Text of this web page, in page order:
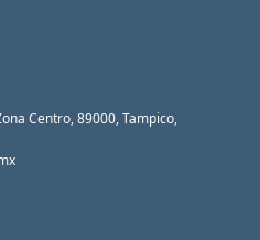
Centro, 89000, Tampico,